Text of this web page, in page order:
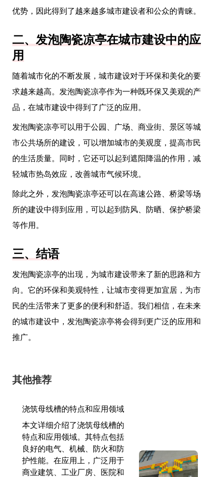
优势，因此得到了越来越多城市建设者和公众的青睐。
二、发泡陶瓷凉亭在城市建设中的应
用
随着城市化的不断发展，城市建设对于环保和美化的要
求越来越高。发泡陶瓷凉亭作为一种既环保又美观的产
品，在城市建设中得到了广泛的应用。
发泡陶瓷凉亭可以用于公园、广场、商业街、景区等城
市公共场所的建设，可以增加城市的美观度，提高市民
的生活质量。同时，它还可以起到遮阳降温的作用，减
轻城市热岛效应，改善城市气候环境。
除此之外，发泡陶瓷凉亭还可以在高速公路、桥梁等场
所的建设中得到应用，可以起到防风、防晒、保护桥梁
等作用。
三、结语
发泡陶瓷凉亭的出现，为城市建设带来了新的思路和方
向。它的环保和美观特性，让城市变得更加宜居，为市
民的生活带来了更多的便利和舒适。我们相信，在未来
的城市建设中，发泡陶瓷凉亭将会得到更广泛的应用和
推广。
其他推荐
浇筑母线槽的特点和应用领域
本文详细介绍了浇筑母线槽的
特点和应用领域。其特点包括
良好的电气、机械、防火和防
护性能。在应用上，广泛用于
商业建筑、工业厂房、医院和